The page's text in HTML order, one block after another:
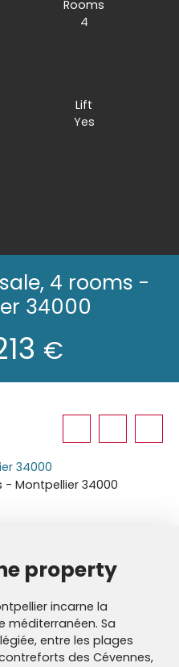
Rooms
4
Lift
Yes
4 rooms -
34000
€
34000
Montpellier 34000
property
incarne la
méditerranéen. Sa
entre les plages
des Cévennes,